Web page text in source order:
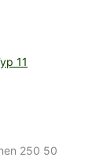
11
250 50